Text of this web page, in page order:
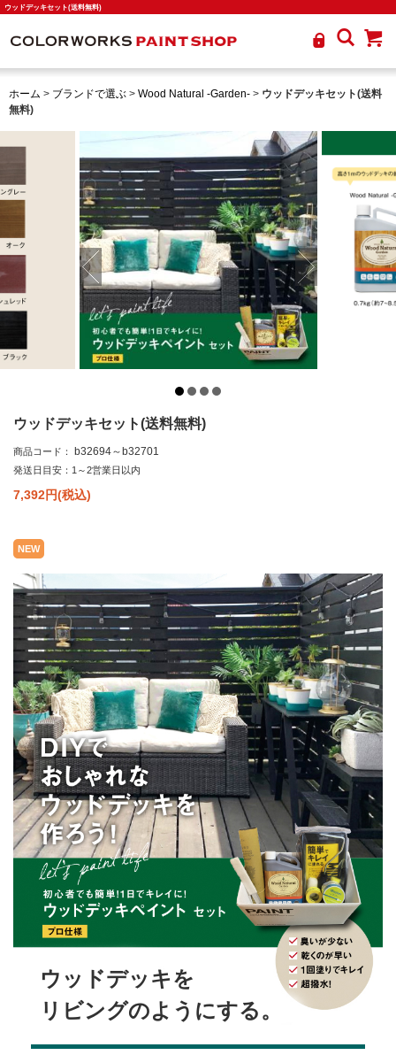
ウッドデッキセット(送料無料)
ホーム > ブランドで選ぶ > Wood Natural -Garden- > ウッドデッキセット(送料
無料)
ウッドデッキセット(送料無料)
商品コード： b32694～b32701
発送日目安：1～2営業日以内
7,392円(税込)
NEW
ウッドデッキを
リビングのようにする。